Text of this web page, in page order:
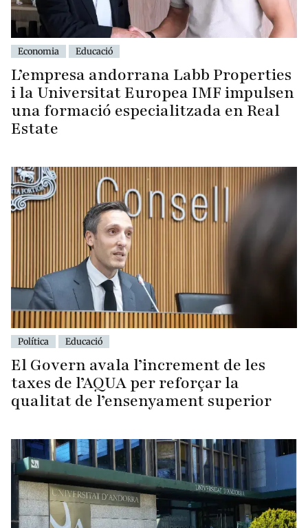
Economia Educació
L’empresa andorrana Labb Properties
i la Universitat Europea IMF impulsen
una formació especialitzada en Real
Estate
Política Educació
El Govern avala l’increment de les
taxes de l’AQUA per reforçar la
qualitat de l’ensenyament superior